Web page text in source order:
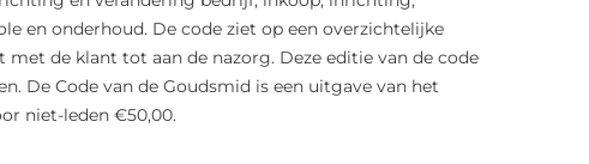
en onderhoud. De code ziet op een overzichtelijke
de klant tot aan de nazorg. Deze editie van de code
De Code van de Goudsmid is een uitgave van het
niet-leden €50,00.